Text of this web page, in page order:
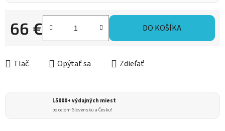
66 €
Jednotková cena:
DO KOŠÍKA
Tlač Opýtať sa Zdieľať
15000+ výdajných miest
po celom Slovensku a Česku!